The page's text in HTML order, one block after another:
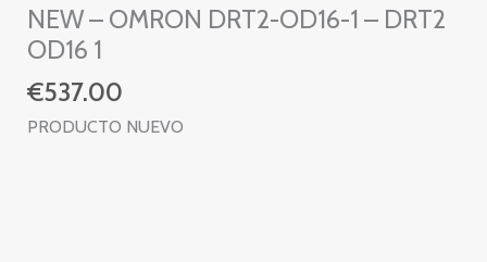
NEW – OMRON DRT2-OD16-1 – DRT2
OD16 1
€537.00
PRODUCTO NUEVO